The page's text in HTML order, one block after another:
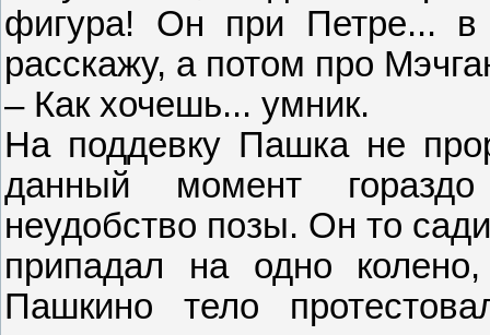
фигура! Он при Петре...
расскажу, а потом про
– Как хочешь... умник.
На поддевку Пашка не
данный момент
неудобство позы. Он то
припадал на одно
Пашкино тело